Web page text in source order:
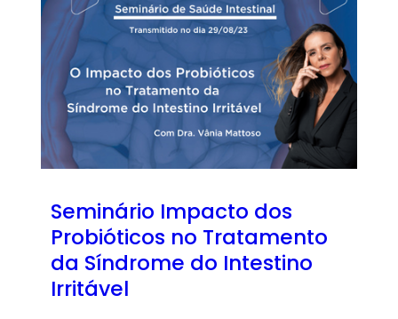
Seminário Impacto dos
Probióticos no Tratamento
da Síndrome do Intestino
Irritável